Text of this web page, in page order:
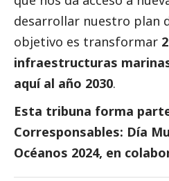
desarrollar nuestro plan
objetivo es transformar
infraestructuras
aquí al año 2030.
Esta tribuna forma
Corresponsables: Día
Océanos 2024, en